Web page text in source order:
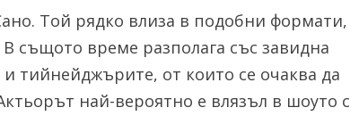
Той рядко влиза в подобни формати,
същото време разполага със завидна
тийнейджърите, от които се очаква да
най-вероятно е влязъл в шоуто с